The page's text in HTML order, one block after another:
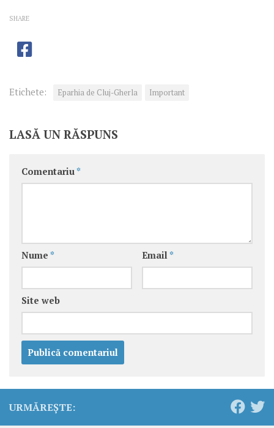
SHARE
Etichete: Eparhia de Cluj-Gherla Important
LASĂ UN RĂSPUNS
Comentariu *
Nume * Email *
Site web
URMĂREȘTE: